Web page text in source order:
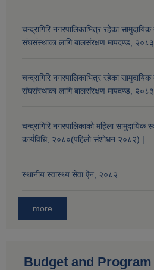
चन्द्रागिरि नगरपालिकाभित्र रहेका
संघसंस्थाका लागि बालसंरक्षण मापदण्ड, २०८३
चन्द्रागिरि नगरपालिकाभित्र रहेका
संघसंस्थाका लागि बालसंरक्षण मापदण्ड, २०८३
चन्द्रागिरि नगरपालिकाको महिला
कार्यविधि, २०८०(पहिलो संशोधन २०८२) |
स्थानीय स्वास्थ्य सेवा ऐन, २०८२
more
Budget and Program